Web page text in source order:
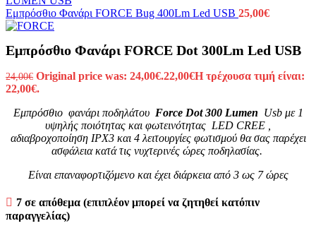
Εμπρόσθιο Φανάρι FORCE Bug 400Lm Led USB 25,00€
Εμπρόσθιο Φανάρι FORCE Dot 300Lm Led USB
24,00€ Original price was: 24,00€.22,00€Η τρέχουσα τιμή είναι:
22,00€.
Εμπρόσθιο φανάρι ποδηλάτου Force Dot 300 Lumen Usb με 1
υψηλής ποιότητας και φωτεινότητας LED CREE ,
αδιαβροχοποίηση IPX3 και 4 λειτουργίες φωτισμού θα σας παρέχει
ασφάλεια κατά τις νυχτερινές ώρες ποδηλασίας.
Είναι επαναφορτιζόμενο και έχει διάρκεια από 3 ως 7 ώρες
7 σε απόθεμα (επιπλέον μπορεί να ζητηθεί κατόπιν
παραγγελίας)